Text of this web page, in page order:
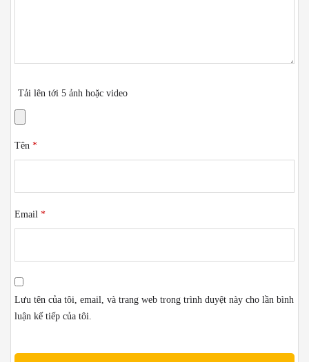
Tải lên tới 5 ảnh hoặc video
Tên *
Email *
Lưu tên của tôi, email, và trang web trong trình duyệt này cho lần bình
luận kế tiếp của tôi.